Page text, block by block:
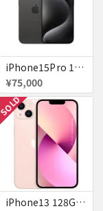
iPhone15Pro 128GB ブラックチタニウム au
¥75,000
SOLD
iPhone13 128GB ピンク docomo 送料無料